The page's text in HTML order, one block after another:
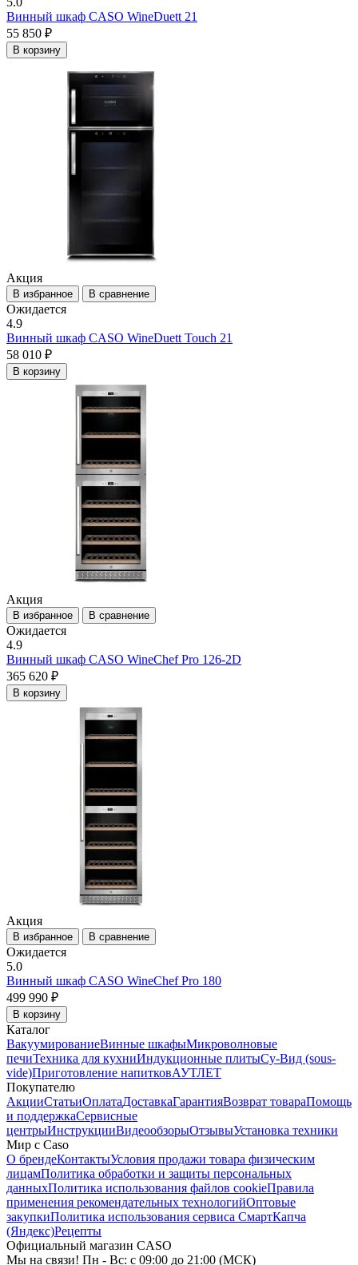
Винный шкаф CASO WineDuett 21
55 850 ₽
В корзину
Акция
В избранное В сравнение
Ожидается
4.9
Винный шкаф CASO WineDuett Touch 21
58 010 ₽
В корзину
Акция
В избранное В сравнение
Ожидается
4.9
Винный шкаф CASO WineChef Pro 126-2D
365 620 ₽
В корзину
Акция
В избранное В сравнение
Ожидается
5.0
Винный шкаф CASO WineChef Pro 180
499 990 ₽
В корзину
Каталог
ВакуумированиеВинные шкафыМикроволновые
печиТехника для кухниИндукционные плитыСу-Вид (sous-
vide)Приготовление напитковАУТЛЕТ
Покупателю
АкцииСтатьиОплатаДоставкаГарантияВозврат товараПомощь
и поддержкаСервисные
центрыИнструкцииВидеообзорыОтзывыУстановка техники
Мир с Caso
О брендеКонтактыУсловия продажи товара физическим
лицамПолитика обработки и защиты персональных
данныхПолитика использования файлов cookieПравила
применения рекомендательных технологийОптовые
закупкиПолитика использования сервиса СмартКапча
(Яндекс)Рецепты
Официальный магазин CASO
Мы на связи! Пн - Вс: с 09:00 до 21:00 (МСК)